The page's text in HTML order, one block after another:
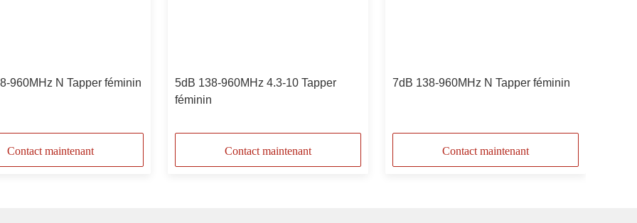
960MHz N Tapper féminin
Contact maintenant
5dB 138-960MHz 4.3-10 Tapper
féminin
Contact maintenant
7dB 138-960MHz N Tapper féminin
Contact maintenant